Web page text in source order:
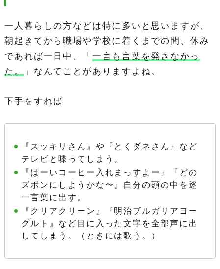
一人暮らしの方などは特に多いと思いますが、
朝起きてから職場や学校に着くまでの間、休み
であれば一日中、「一言も言葉を発さなかっ
た。
」なんてことがありますよね。
下手をすれば
『スッキリさん』や『とくダネさん』など
テレビと喋ってしまう。
『はーいコーヒー入れまっすよー』『どの
ズボンにしようかな〜』自分の頭の中を逐
一言葉に出す。
『クリアクリーン』『明治ブルガリアヨー
グルト』など目に入った文字を全部声に出
してしまう。（ときには歌う。）